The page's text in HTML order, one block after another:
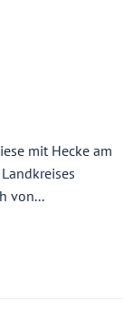
mit Hecke am
von...